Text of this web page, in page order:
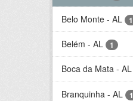
Belo Monte - AL 1
Belém - AL 1
Boca da Mata - AL
Branquinha - AL 1